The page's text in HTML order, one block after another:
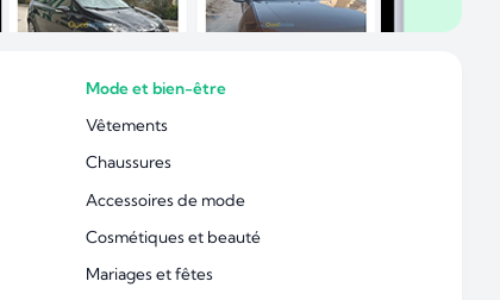
Mode et bien-être
Vêtements
Chaussures
Accessoires de mode
Cosmétiques et beauté
Mariages et fêtes